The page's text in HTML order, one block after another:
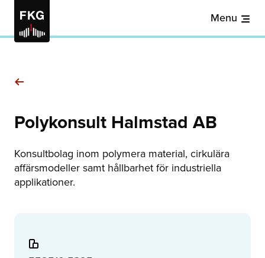
Menu
Polykonsult Halmstad AB
Konsultbolag inom polymera material, cirkulära
affärsmodeller samt hållbarhet för industriella
applikationer.